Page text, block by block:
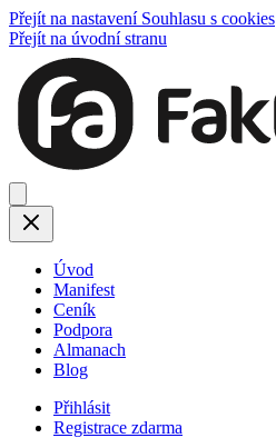
Přejít na nastavení Souhlasu s cookies
Přejít na úvodní stranu
Úvod
Manifest
Ceník
Podpora
Almanach
Blog
Přihlásit
Registrace zdarma